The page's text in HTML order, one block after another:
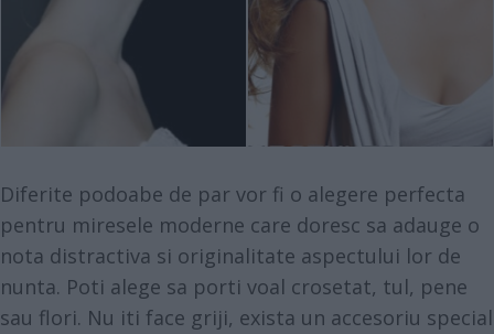
Diferite podoabe de par vor fi o alegere perfecta
pentru miresele moderne care doresc sa adauge o
nota distractiva si originalitate aspectului lor de
nunta. Poti alege sa porti voal crosetat, tul, pene
sau flori. Nu iti face griji, exista un accesoriu special